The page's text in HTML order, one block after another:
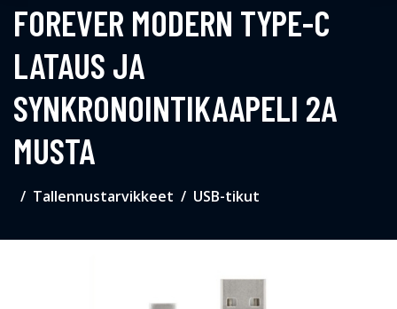
FOREVER MODERN TYPE-C
LATAUS JA
SYNKRONOINTIKAAPELI 2A
MUSTA
Tallennustarvikkeet USB-tikut